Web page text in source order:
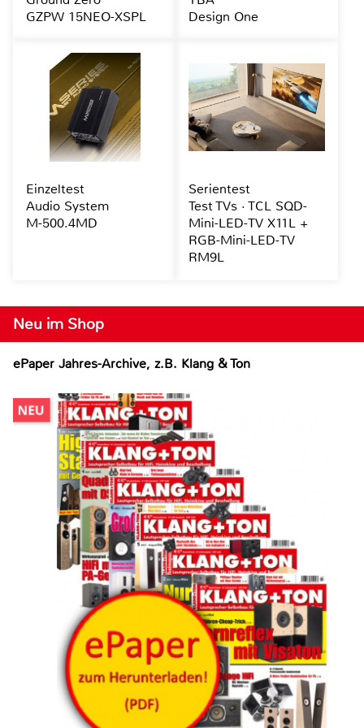
Neu im Shop
ePaper Jahres-Archive, z.B. Klang & Ton
GZPW 15NEO-XSPL
Design One
Einzeltest
Audio System
M-500.4MD
Serientest
Test TVs · TCL SQD-
Mini-LED-TV X11L +
RGB-Mini-LED-TV
RM9L